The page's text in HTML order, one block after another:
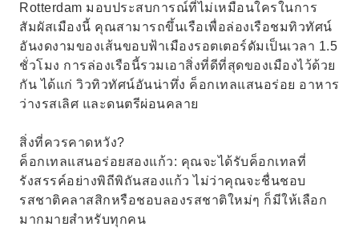
Rotterdam มอบประสบการณ์ที่ไม่เหมือนใครในการ
สัมผัสเมืองนี้ คุณสามารถขึ้นเรือเพื่อล่องเรือชมทิวทัศน์
อันงดงามของเส้นขอบฟ้าเมืองรอตเตอร์ดัมเป็นเวลา 1.5
ชั่วโมง การล่องเรือนี้รวมเอาสิ่งที่ดีที่สุดของเมืองไว้ด้วย
กัน ได้แก่ วิวทิวทัศน์อันน่าทึ่ง ค็อกเทลแสนอร่อย อาหาร
ว่างรสเลิศ และดนตรีผ่อนคลาย
สิ่งที่ควรคาดหวัง?
ค็อกเทลแสนอร่อยสองแก้ว: คุณจะได้รับค็อกเทลที่
รังสรรค์อย่างพิถีพิถันสองแก้ว ไม่ว่าคุณจะชื่นชอบ
รสชาติคลาสสิกหรือชอบลองรสชาติใหม่ๆ ก็มีให้เลือก
มากมายสำหรับทุกคน